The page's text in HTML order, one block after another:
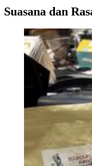
Suasana dan